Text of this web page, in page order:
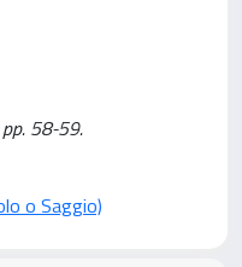
58-59.
o Saggio)